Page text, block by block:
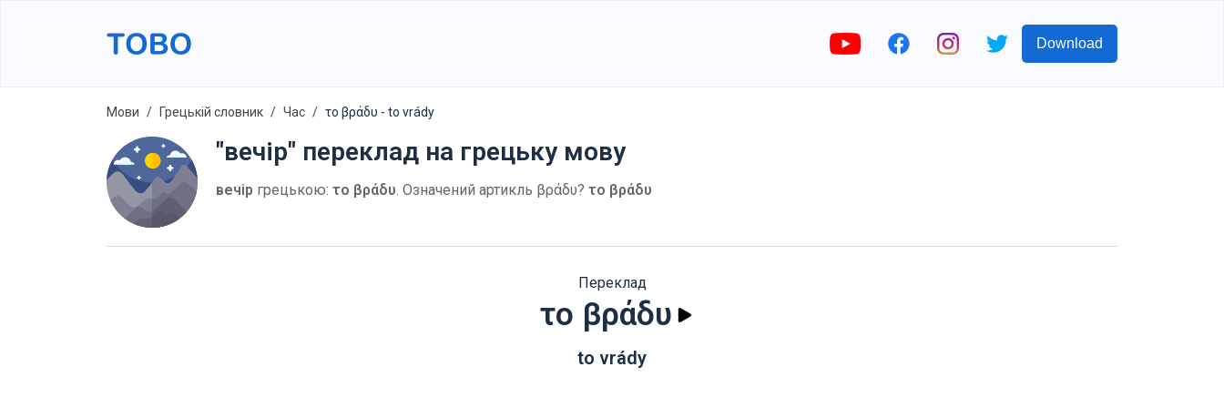
Download
Мови Грецькій словник Час το βράδυ - to vrády
"вечір" переклад на грецьку мову
вечір грецькою: το βράδυ. Означений артикль βράδυ? το βράδυ
Переклад
το βράδυ
to vrády